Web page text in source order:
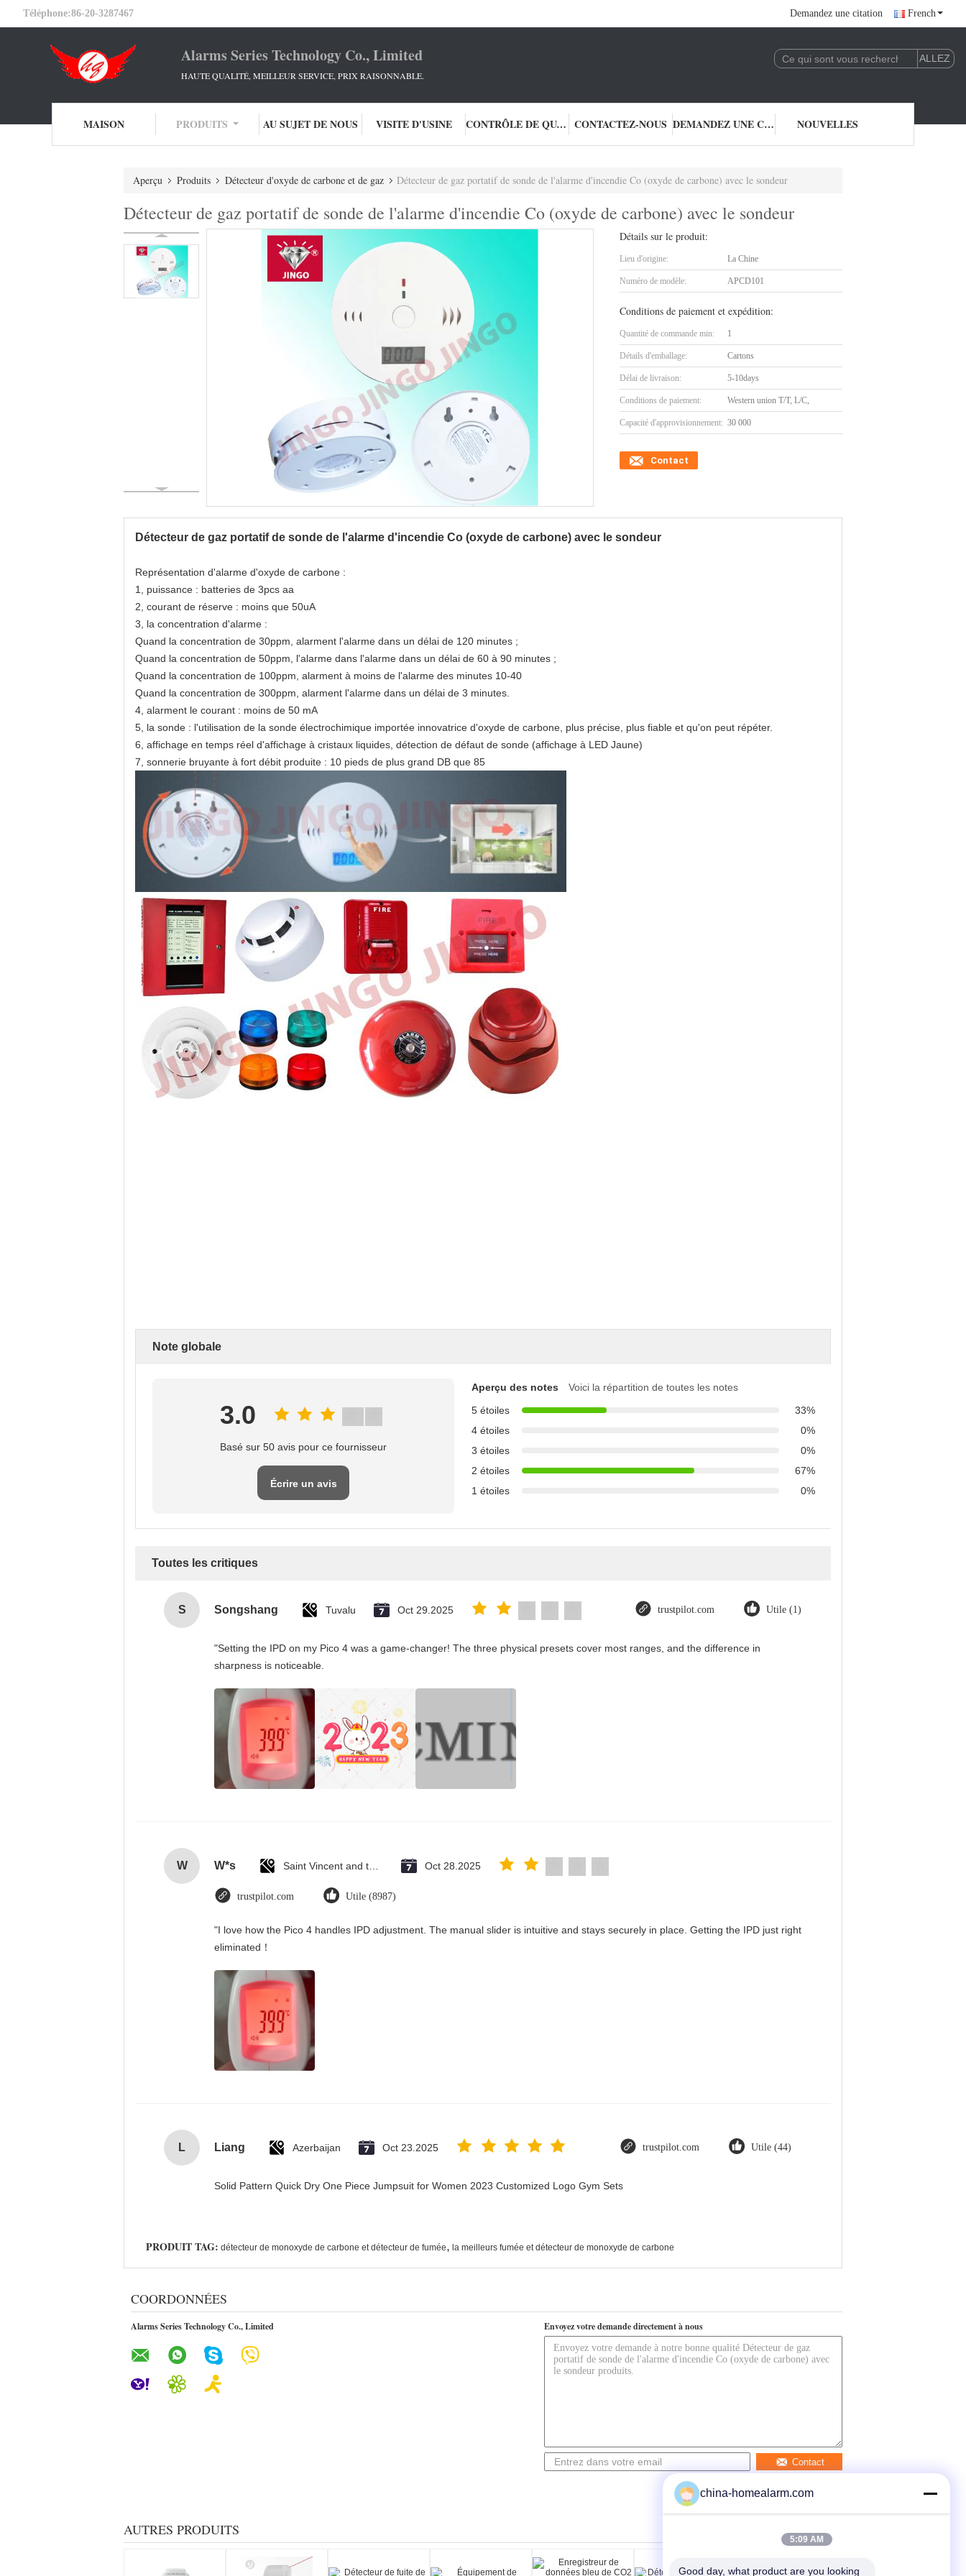
Téléphone:86-20-3287467 Demandez une citation French
Alarms Series Technology Co., Limited
HAUTE QUALITÉ, MEILLEUR SERVICE, PRIX RAISONNABLE.
MAISON PRODUITS AU SUJET DE NOUS VISITE D'USINE CONTRÔLE DE QUALITÉ CONTACTEZ-NOUS DEMANDEZ UNE CITATION NOUVELLES
Aperçu Produits Détecteur d'oxyde de carbone et de gaz Détecteur de gaz portatif de sonde de l'alarme d'incendie Co (oxyde de carbone) avec le sondeur
Détecteur de gaz portatif de sonde de l'alarme d'incendie Co (oxyde de carbone) avec le sondeur
Détails sur le produit:
Lieu d'origine: La Chine
Numéro de modèle: APCD101
Conditions de paiement et expédition:
Quantité de commande min: 1
Détails d'emballage: Cartons
Délai de livraison: 5-10days
Conditions de paiement: Western union T/T, L/C,
Capacité d'approvisionnement: 30 000
Contact
Détecteur de gaz portatif de sonde de l'alarme d'incendie Co (oxyde de carbone) avec le sondeur
Représentation d'alarme d'oxyde de carbone :
1, puissance : batteries de 3pcs aa
2, courant de réserve : moins que 50uA
3, la concentration d'alarme :
Quand la concentration de 30ppm, alarment l'alarme dans un délai de 120 minutes ;
Quand la concentration de 50ppm, l'alarme dans l'alarme dans un délai de 60 à 90 minutes ;
Quand la concentration de 100ppm, alarment à moins de l'alarme des minutes 10-40
Quand la concentration de 300ppm, alarment l'alarme dans un délai de 3 minutes.
4, alarment le courant : moins de 50 mA
5, la sonde : l'utilisation de la sonde électrochimique importée innovatrice d'oxyde de carbone, plus précise, plus fiable et qu'on peut répéter.
6, affichage en temps réel d'affichage à cristaux liquides, détection de défaut de sonde (affichage à LED Jaune)
7, sonnerie bruyante à fort débit produite : 10 pieds de plus grand DB que 85
Note globale
3.0
Basé sur 50 avis pour ce fournisseur
Écrire un avis
Aperçu des notes
Voici la répartition de toutes les notes
5 étoiles
33%
4 étoiles
0%
3 étoiles
0%
2 étoiles
67%
1 étoiles
0%
Toutes les critiques
S Songshang Tuvalu Oct 29.2025 trustpilot.com Utile (1)
"Setting the IPD on my Pico 4 was a game-changer! The three physical presets cover most ranges, and the difference in
sharpness is noticeable.
W W*s Oct 28.2025
trustpilot.com Utile (8987)
"I love how the Pico 4 handles IPD adjustment. The manual slider is intuitive and stays securely in place. Getting the IPD just right
eliminated！
L Liang Azerbaijan Oct 23.2025 trustpilot.com Utile (44)
Solid Pattern Quick Dry One Piece Jumpsuit for Women 2023 Customized Logo Gym Sets
PRODUIT TAG: détecteur de monoxyde de carbone et détecteur de fumée, la meilleurs fumée et détecteur de monoxyde de carbone
COORDONNÉES
Alarms Series Technology Co., Limited Envoyez votre demande directement à nous
Contact
AUTRES PRODUITS
china-homealarm.com
5:09 AM
Good day, what product are you looking